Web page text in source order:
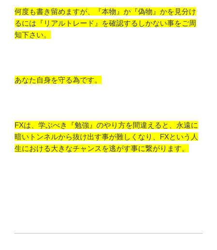
何度も書き留めますが、『本物』か『偽物』かを見分け
るには『リアルトレード』を確認するしかない事をご周
知下さい。
あなた自身を守る為です。
FXは、学ぶべき『勉強』のやり方を間違えると、永遠に
暗いトンネルから抜け出す事が難しくなり、FXという人
生における大きなチャンスを逃がす事に繋がります。